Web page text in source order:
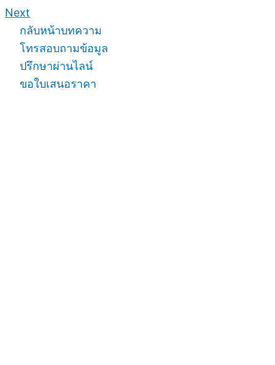
Next
กลับหน้าบทความ
โทรสอบถามข้อมูล
ปรึกษาผ่านไลน์
ขอใบเสนอราคา